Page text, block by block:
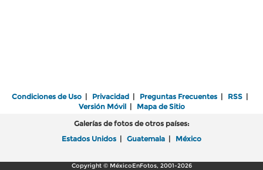
Condiciones de Uso | Privacidad | Preguntas Frecuentes | RSS |
Versión Móvil| Mapa de Sitio
Galerías de fotos de otros países:
Estados Unidos | Guatemala | México
Copyright © MéxicoEnFotos, 2001-2026